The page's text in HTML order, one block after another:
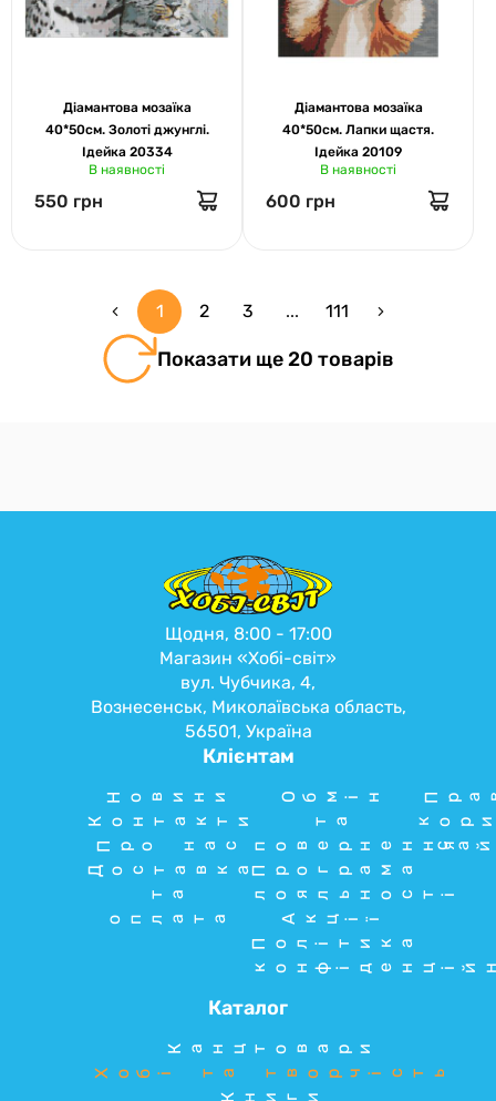
Діамантова мозаїка
40*50см. Золоті джунглі.
Ідейка 20334
В наявності
550 грн
Діамантова мозаїка
40*50см. Лапки щастя.
Ідейка 20109
В наявності
600 грн
Показати ще 20 товарів
1 2 3 ... 111
Щодня, 8:00 - 17:00
Магазин «Хобі-світ»
вул. Чубчика, 4,
Вознесенськ, Миколаївська область,
56501, Україна
Клієнтам
Новини
Контакти
Про нас
Доставка
та
оплата
Обмін
та
повернення
Програма
лояльності
Акції
Політика
Каталог
Канцтовари
Хобі та творчість